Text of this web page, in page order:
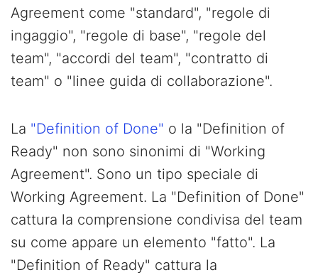
Agreement come "standard", "regole di
ingaggio", "regole di base", "regole del
team", "accordi del team", "contratto di
team" o "linee guida di collaborazione".
La "Definition of Done" o la "Definition of
Ready" non sono sinonimi di "Working
Agreement". Sono un tipo speciale di
Working Agreement. La "Definition of Done"
cattura la comprensione condivisa del team
su come appare un elemento "fatto". La
"Definition of Ready" cattura la